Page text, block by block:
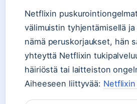
Netflixin
välimuistin tyhjentämisellä
nämä peruskorjaukset, hän
yhteyttä Netflixin
häiriöstä tai laitteiston
Aiheeseen liittyvää: